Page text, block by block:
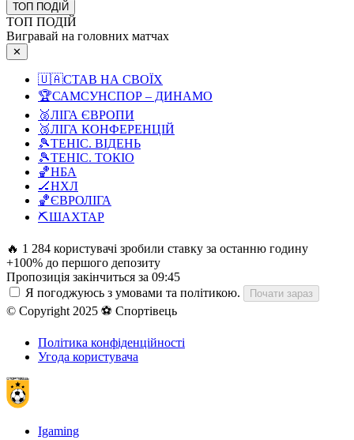
ТОП ПОДІЙ
ТОП ПОДІЙ
Вигравай на головних матчах
✕
🇺🇦СТАВ НА СВОЇХ
🏆САМСУНСПОР – ДИНАМО
🥈ЛІГА ЄВРОПИ
🥉ЛІГА КОНФЕРЕНЦІЙ
🎾ТЕНІС. ВІДЕНЬ
🎾ТЕНІС. ТОКІО
🏀НБА
🏒НХЛ
🏀ЄВРОЛІГА
⛏️ШАХТАР
🔥 1 284 користувачі зробили ставку за останню годину
+100% до першого депозиту
Пропозиція закінчиться за 09:44
Я погоджуюсь з умовами та політикою.
Почати зараз
© Copyright 2025 ⚽ Спортівець
Політика конфіденційності
Угода користувача
Igaming